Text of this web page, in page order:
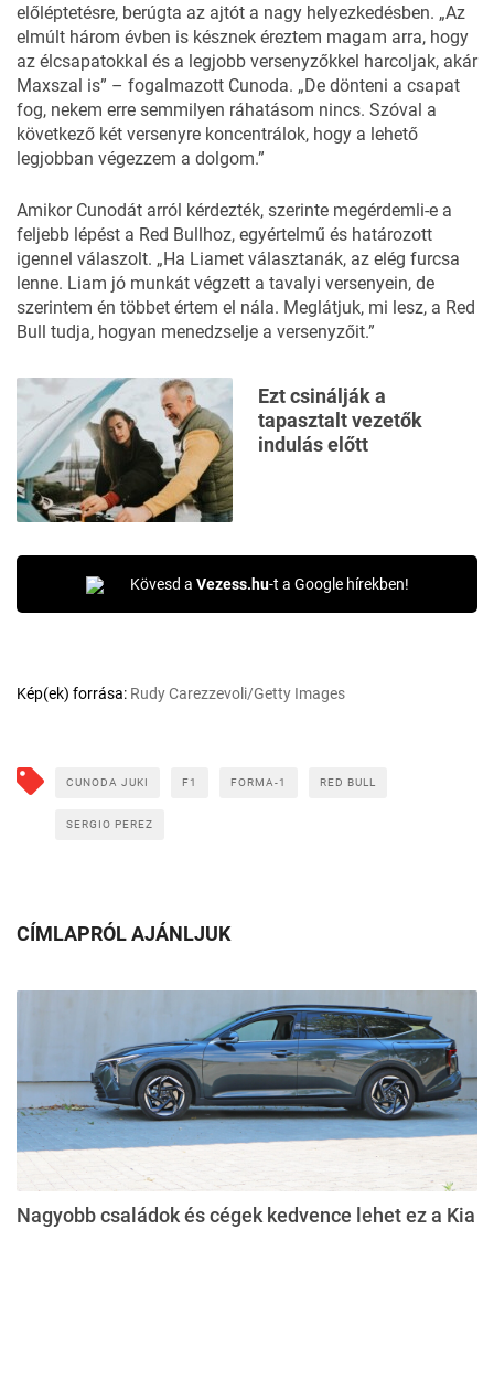
előléptetésre, berúgta az ajtót a nagy helyezkedésben. „Az
elmúlt három évben is késznek éreztem magam arra, hogy
az élcsapatokkal és a legjobb versenyzőkkel harcoljak, akár
Maxszal is” – fogalmazott Cunoda. „De dönteni a csapat
fog, nekem erre semmilyen ráhatásom nincs. Szóval a
következő két versenyre koncentrálok, hogy a lehető
legjobban végezzem a dolgom.”
Amikor Cunodát arról kérdezték, szerinte megérdemli-e a
feljebb lépést a Red Bullhoz, egyértelmű és határozott
igennel válaszolt. „Ha Liamet választanák, az elég furcsa
lenne. Liam jó munkát végzett a tavalyi versenyein, de
szerintem én többet értem el nála. Meglátjuk, mi lesz, a Red
Bull tudja, hogyan menedzselje a versenyzőit.”
Ezt csinálják a
tapasztalt vezetők
indulás előtt
Kövesd a Vezess.hu-t a Google hírekben!
Kép(ek) forrása: Rudy Carezzevoli/Getty Images
CUNODA JUKI F1 FORMA-1 RED BULL
SERGIO PEREZ
CÍMLAPRÓL AJÁNLJUK
Nagyobb családok és cégek kedvence lehet ez a Kia